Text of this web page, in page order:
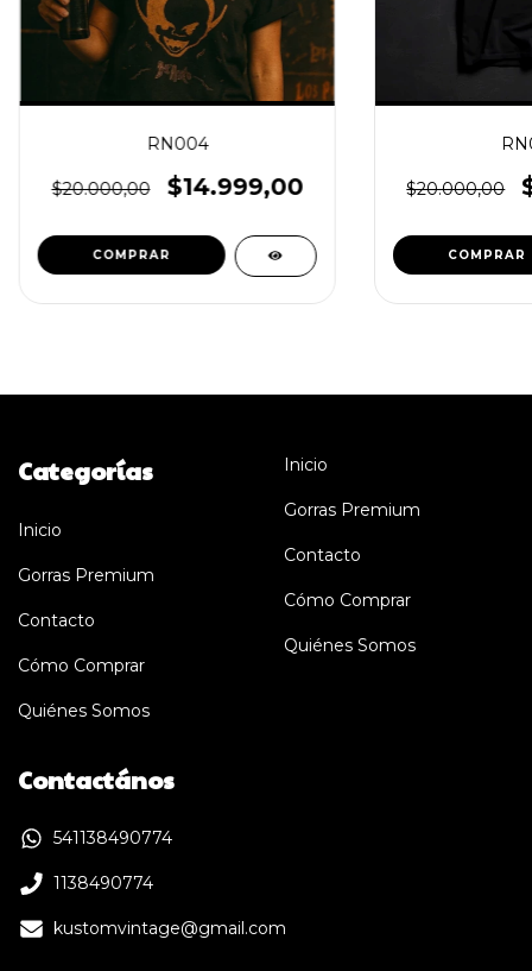
RN004
$20.000,00 $14.999,00
COMPRAR
$20.000,00
COMPRAR
Categorías
Inicio
Gorras Premium
Contacto
Cómo Comprar
Quiénes Somos
Inicio
Gorras Premium
Contacto
Cómo Comprar
Quiénes Somos
Contactános
541138490774
1138490774
kustomvintage@gmail.com